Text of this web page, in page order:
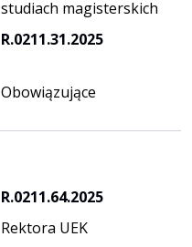
studiach magisterskich
R.0211.31.2025
Obowiązujące
R.0211.64.2025
Rektora UEK